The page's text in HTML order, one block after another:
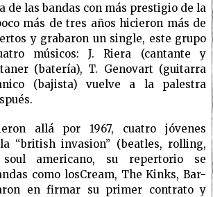
de las bandas con más prestigio de la
más de tres años hicieron más de
y grabaron un single, este grupo
músicos: J. Riera (cantante y
(batería), T. Genovart (guitarra
(bajista) vuelve a la palestra
allá por 1967, cuatro jóvenes
“british invasion” (beatles, rolling,
americano, su repertorio se
como losCream, The Kinks, Bar-
en firmar su primer contrato y